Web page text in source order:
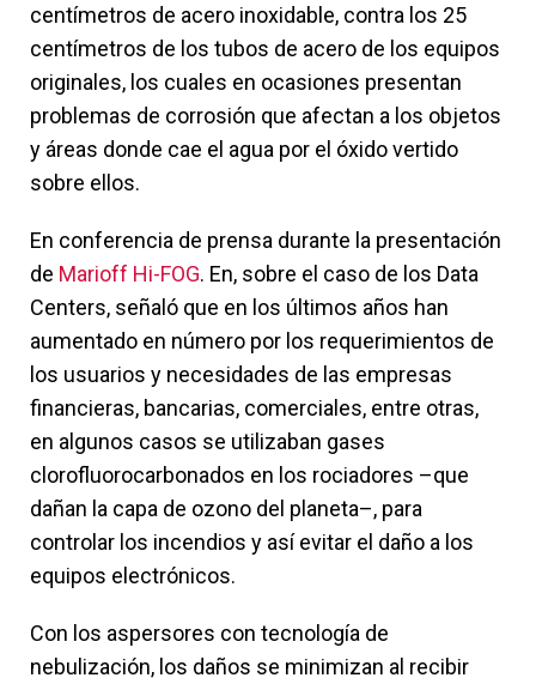
centímetros de acero inoxidable, contra los 25
centímetros de los tubos de acero de los equipos
originales, los cuales en ocasiones presentan
problemas de corrosión que afectan a los objetos
y áreas donde cae el agua por el óxido vertido
sobre ellos.
En conferencia de prensa durante la presentación
de Marioff Hi-FOG. En, sobre el caso de los Data
Centers, señaló que en los últimos años han
aumentado en número por los requerimientos de
los usuarios y necesidades de las empresas
financieras, bancarias, comerciales, entre otras,
en algunos casos se utilizaban gases
clorofluorocarbonados en los rociadores –que
dañan la capa de ozono del planeta–, para
controlar los incendios y así evitar el daño a los
equipos electrónicos.
Con los aspersores con tecnología de
nebulización, los daños se minimizan al recibir